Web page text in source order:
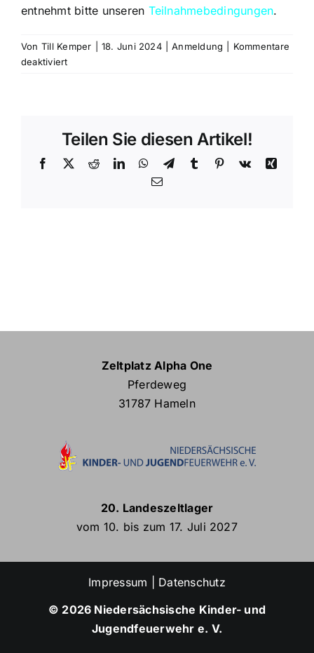
entnehmt bitte unseren Teilnahmebedingungen.
Von Till Kemper 18. Juni 2024 Anmeldung
Kommentare
deaktiviertfür
nachmelden/ummelden/stornieren?
Teilen Sie diesen Artikel!
Facebook
X RedditLinkedInWhatsApp
TelegramTumblr Pinterest
Vk
Xing
E-
Zeltplatz Alpha One
Pferdeweg
31787 Hameln
20. Landeszeltlager
vom 10. bis zum 17. Juli 2027
Impressum
Datenschutz
© 2026 Niedersächsische Kinder- und
Jugendfeuerwehr e. V.